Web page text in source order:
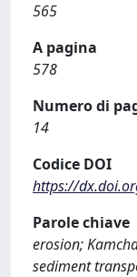
565
A pagina
578
Numero di
14
Codice DOI
https://
Parole chiave
erosion;
sediment